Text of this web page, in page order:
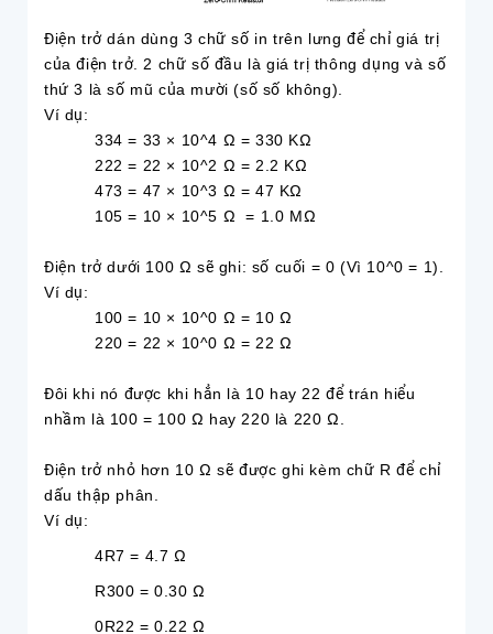
Điện trở dán dùng 3 chữ số in trên lưng để chỉ giá trị
của điện trở. 2 chữ số đầu là giá trị thông dụng và số
thứ 3 là số mũ của mười (số số không).
Ví dụ:
334 = 33 × 10^4 Ω = 330 KΩ
222 = 22 × 10^2 Ω = 2.2 KΩ
473 = 47 × 10^3 Ω = 47 KΩ
105 = 10 × 10^5 Ω = 1.0 MΩ
Điện trở dưới 100 Ω sẽ ghi: số cuối = 0 (Vì 10^0 = 1).
Ví dụ:
100 = 10 × 10^0 Ω = 10 Ω
220 = 22 × 10^0 Ω = 22 Ω
Đôi khi nó được khi hẳn là 10 hay 22 để trán hiểu
nhầm là 100 = 100 Ω hay 220 là 220 Ω.
Điện trở nhỏ hơn 10 Ω sẽ được ghi kèm chữ R để chỉ
dấu thập phân.
Ví dụ:
4R7 = 4.7 Ω
R300 = 0.30 Ω
0R22 = 0.22 Ω